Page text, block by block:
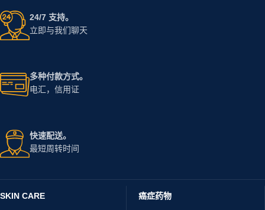
24/7 支持。
立即与我们聊天
多种付款方式。
电汇，信用证
快速配送。
最短周转时间
SKIN CARE 癌症药物